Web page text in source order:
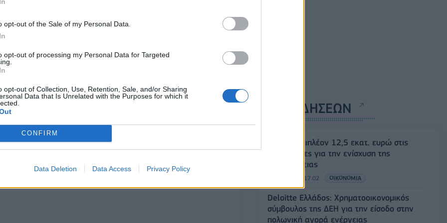
opt-out of the Sale of my Personal Data.
opt-out of processing my Personal Data for Targeted
opt-out of Collection, Use, Retention, Sale, and/or Sharing
Data that Is Unrelated with the Purposes for which it
CONFIRM
Data Deletion Data Access Privacy Policy
την Ευρώπη"/" Connecting Europe"
Προμαχώνας και Πύθιο-Ορμένιο/
την προηγούμενη εβδομάδα στην
την επιταγή χρηματοδότησης, ύψους
έργων προέχει η πλήρης αποκατάσταση
μετά τις καταστροφικές συνέπειες των
τον Σεπτέμβριο του 2023. «Έργα, που μαζί με
σημεία στη Θεσσαλία και τη Στερεά Ελλάδα,
περίπου τα 550 εκατ. ευρώ καλύπτονται από
από προσωπική μάχη του πρωθυπουργού» είπε.
ΡΟΗ ΕΙΔΗΣΕΩΝ
ΥΠΑΑΤ: Επιπλέον 12,5 εκατ. ευρώ στις
Περιφέρειες για την ενίσχυση της
βιοασφάλειας
07/08/2026 - 17:02 ΟΙΚΟΝΟΜΙΑ
Deloitte Ελλάδος: Χρηματοοικονομικός
σύμβουλος της ΔΕΗ για την είσοδο στην
πολωνική αγορά ενέργειας